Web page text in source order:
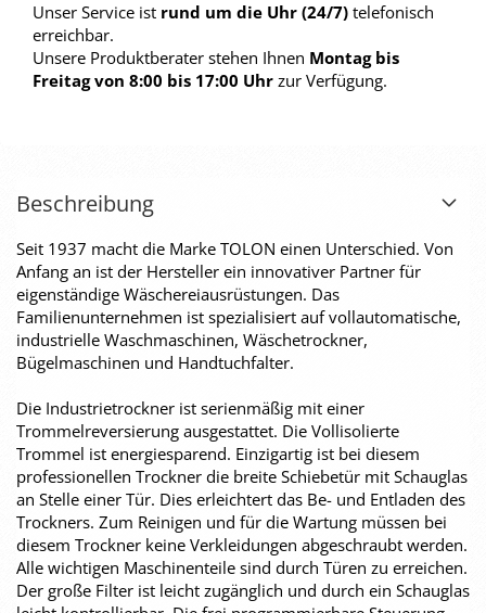
Unser Service ist rund um die Uhr (24/7) telefonisch
erreichbar.
Unsere Produktberater stehen Ihnen Montag bis
Freitag von 8:00 bis 17:00 Uhr zur Verfügung.
Beschreibung
Seit 1937 macht die Marke TOLON einen Unterschied. Von
Anfang an ist der Hersteller ein innovativer Partner für
eigenständige Wäschereiausrüstungen. Das
Familienunternehmen ist spezialisiert auf vollautomatische,
industrielle Waschmaschinen, Wäschetrockner,
Bügelmaschinen und Handtuchfalter.
Die Industrietrockner ist serienmäßig mit einer
Trommelreversierung ausgestattet. Die Vollisolierte
Trommel ist energiesparend. Einzigartig ist bei diesem
professionellen Trockner die breite Schiebetür mit Schauglas
an Stelle einer Tür. Dies erleichtert das Be- und Entladen des
Trockners. Zum Reinigen und für die Wartung müssen bei
diesem Trockner keine Verkleidungen abgeschraubt werden.
Alle wichtigen Maschinenteile sind durch Türen zu erreichen.
Der große Filter ist leicht zugänglich und durch ein Schauglas